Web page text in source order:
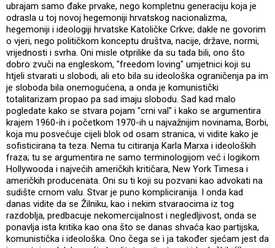
ubrajam samo đake prvake, nego kompletnu generaciju koja je
odrasla u toj novoj hegemoniji hrvatskog nacionalizma,
hegemoniji i ideologiji hrvatske Katoličke Crkve; dakle ne govorim
o vjeri, nego političkom konceptu društva, nacije, države, normi,
vrijednosti i svrha. Oni misle otprilike da su tada bili, ono što
dobro zvuči na engleskom, "freedom loving" umjetnici koji su
htjeli stvarati u slobodi, ali eto bila su ideološka ograničenja pa im
je sloboda bila onemogućena, a onda je komunistički
totalitarizam propao pa sad imaju slobodu. Sad kad malo
pogledate kako se stvara pojam "crni val" i kako se argumentira
krajem 1960-ih i početkom 1970-ih u najvažnijim novinama, Borbi,
koja mu posvećuje cijeli blok od osam stranica, vi vidite kako je
sofisticirana ta teza. Nema tu citiranja Karla Marxa i ideoloških
fraza; tu se argumentira ne samo terminologijom već i logikom
Hollywooda i najvećih američkih kritičara, New York Timesa i
američkih producenata. Oni su ti koji su pozvani kao advokati na
sudište crnom valu. Stvar je puno kompliciranija. I onda kad
danas vidite da se Žilniku, kao i nekim stvaraocima iz tog
razdoblja, predbacuje nekomercijalnost i negledljivost, onda se
ponavlja ista kritika kao ona što se danas shvaća kao partijska,
komunistička i ideološka. Ono čega se i ja također sjećam jest da